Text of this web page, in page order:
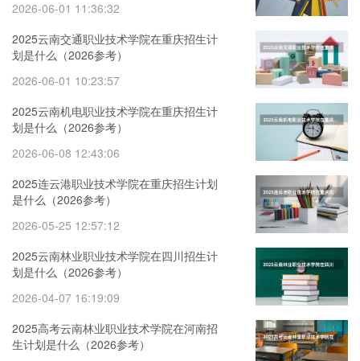
2026-06-01 11:36:32
2025云南交通职业技术学院在重庆招生计
划是什么（2026参考）
2026-06-01 10:23:57
2025云南机电职业技术学院在重庆招生计
划是什么（2026参考）
2026-06-08 12:43:06
2025连云港职业技术学院在重庆招生计划
是什么（2026参考）
2026-05-25 12:57:12
2025云南林业职业技术学院在四川招生计
划是什么（2026参考）
2026-04-07 16:19:09
2025高考云南林业职业技术学院在河南招
生计划是什么（2026参考）